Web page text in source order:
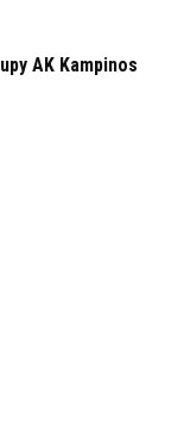
AK Kampinos